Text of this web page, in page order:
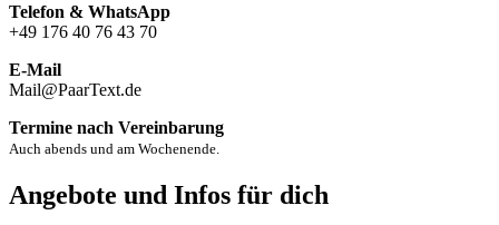
Telefon & WhatsApp
+49 176 40 76 43 70
E-Mail
Mail@PaarText.de
Termine nach Vereinbarung
Auch abends und am Wochenende.
Angebote und Infos für dich